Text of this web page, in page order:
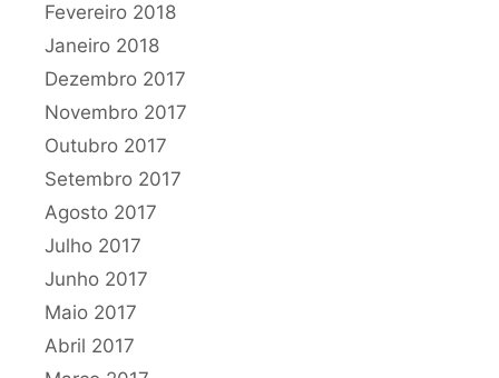
Fevereiro 2018
Janeiro 2018
Dezembro 2017
Novembro 2017
Outubro 2017
Setembro 2017
Agosto 2017
Julho 2017
Junho 2017
Maio 2017
Abril 2017